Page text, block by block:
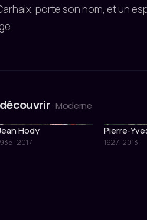
porte son nom, et un
· Moderne
Hody Pierre-
1927–2013